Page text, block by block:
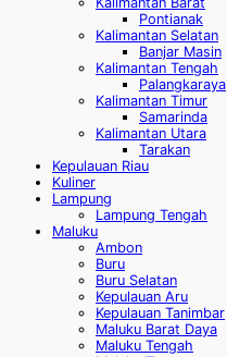
Pontianak
Kalimantan Selatan
Banjar Masin
Kalimantan Tengah
Palangkaraya
Kalimantan Timur
Samarinda
Kalimantan Utara
Tarakan
Kepulauan Riau
Kuliner
Lampung
Lampung Tengah
Maluku
Ambon
Buru
Buru Selatan
Kepulauan Aru
Kepulauan Tanimbar
Maluku Barat Daya
Maluku Tengah